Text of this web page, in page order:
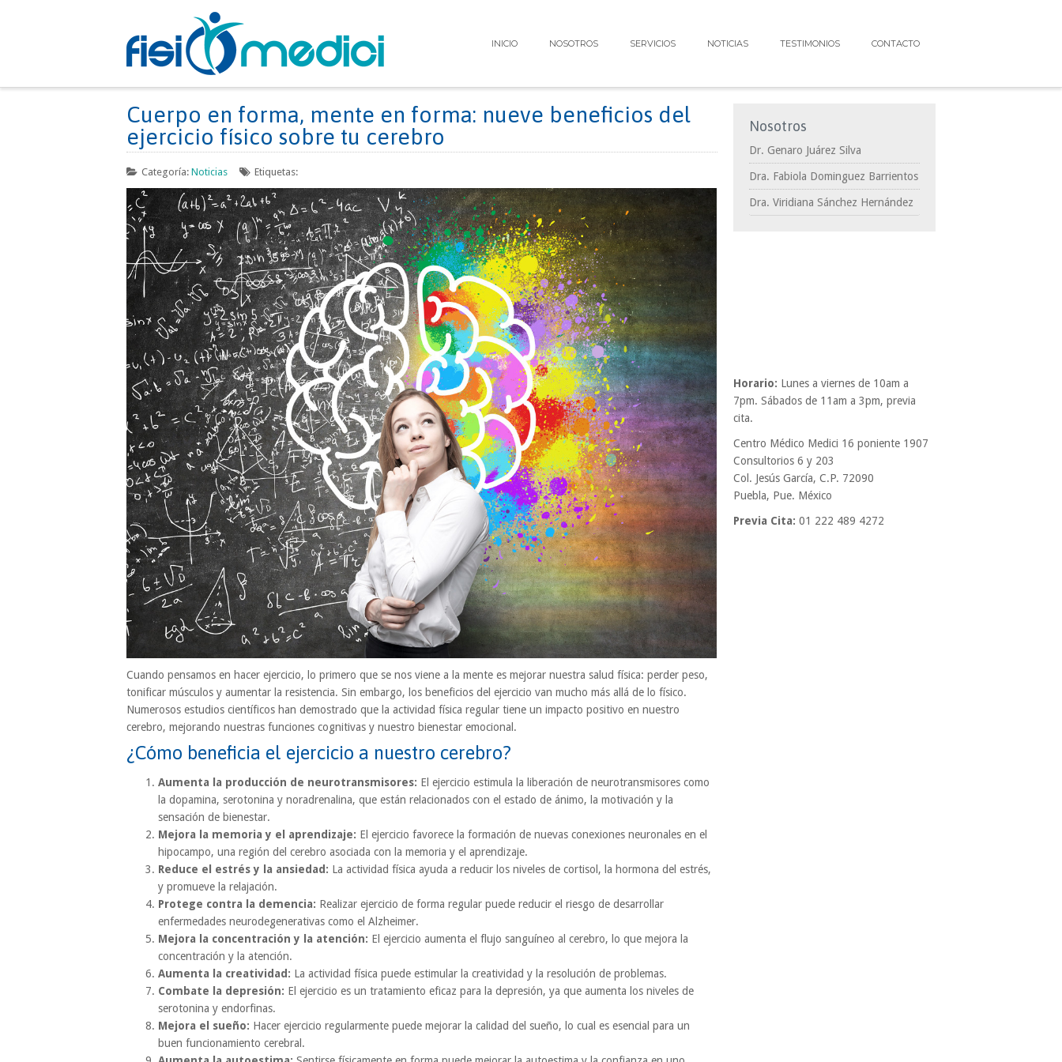
INICIO NOSOTROS SERVICIOS NOTICIAS TESTIMONIOS CONTACTO
Cuerpo en forma, mente en forma: nueve beneficios del
ejercicio físico sobre tu cerebro
Categoría: Noticias Etiquetas:
Cuando pensamos en hacer ejercicio, lo primero que se nos viene a la mente es mejorar nuestra salud física: perder peso,
tonificar músculos y aumentar la resistencia. Sin embargo, los beneficios del ejercicio van mucho más allá de lo físico.
Numerosos estudios científicos han demostrado que la actividad física regular tiene un impacto positivo en nuestro
cerebro, mejorando nuestras funciones cognitivas y nuestro bienestar emocional.
¿Cómo beneficia el ejercicio a nuestro cerebro?
Aumenta la producción de neurotransmisores: El ejercicio estimula la liberación de neurotransmisores como
la dopamina, serotonina y noradrenalina, que están relacionados con el estado de ánimo, la motivación y la
sensación de bienestar.
Mejora la memoria y el aprendizaje: El ejercicio favorece la formación de nuevas conexiones neuronales en el
hipocampo, una región del cerebro asociada con la memoria y el aprendizaje.
Reduce el estrés y la ansiedad: La actividad física ayuda a reducir los niveles de cortisol, la hormona del estrés,
y promueve la relajación.
Protege contra la demencia: Realizar ejercicio de forma regular puede reducir el riesgo de desarrollar
enfermedades neurodegenerativas como el Alzheimer.
Mejora la concentración y la atención: El ejercicio aumenta el flujo sanguíneo al cerebro, lo que mejora la
concentración y la atención.
Aumenta la creatividad: La actividad física puede estimular la creatividad y la resolución de problemas.
Combate la depresión: El ejercicio es un tratamiento eficaz para la depresión, ya que aumenta los niveles de
serotonina y endorfinas.
Mejora el sueño: Hacer ejercicio regularmente puede mejorar la calidad del sueño, lo cual es esencial para un
buen funcionamiento cerebral.
Nosotros
Dr. Genaro Juárez Silva
Dra. Fabiola Dominguez Barrientos
Dra. Viridiana Sánchez Hernández
Horario: Lunes a viernes de 10am a
7pm. Sábados de 11am a 3pm, previa
cita.
Centro Médico Medici 16 poniente 1907
Consultorios 6 y 203
Col. Jesús García, C.P. 72090
Puebla, Pue. México
Previa Cita: 01 222 489 4272